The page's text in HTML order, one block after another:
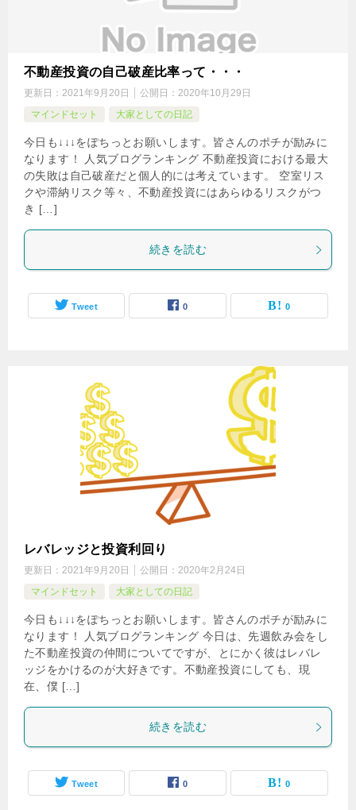
不動産投資の自己破産比率って・・・
更新日： 2021年9月20日 公開日： 2020年10月29日
マインドセット
大家としての日記
今日も↓↓↓をぽちっとお願いします。皆さんのポチが励みに
なります！ 人気ブログランキング 不動産投資における最大
の失敗は自己破産だと個人的には考えています。 空室リス
クや滞納リスク等々、不動産投資にはあらゆるリスクがつ
き […]
続きを読む
Tweet 0 0
レバレッジと投資利回り
更新日： 2021年9月20日 公開日： 2020年2月24日
マインドセット
大家としての日記
今日も↓↓↓をぽちっとお願いします。皆さんのポチが励みに
なります！ 人気ブログランキング 今日は、先週飲み会をし
た不動産投資の仲間についてですが、とにかく彼はレバレ
ッジをかけるのが大好きです。不動産投資にしても、現
在、僕 […]
続きを読む
Tweet 0 0